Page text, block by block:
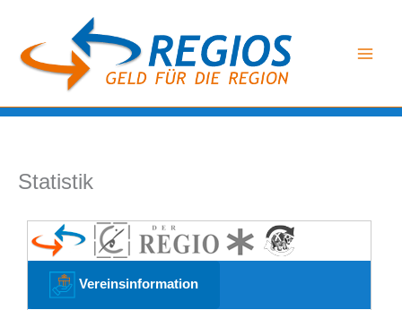
springen
Statistik
Vereinsinformation